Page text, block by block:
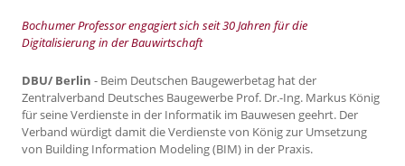
Bochumer Professor engagiert sich seit 30 Jahren für die
Digitalisierung in der Bauwirtschaft
DBU/ Berlin - Beim Deutschen Baugewerbetag hat der
Zentralverband Deutsches Baugewerbe Prof. Dr.-Ing. Markus König
für seine Verdienste in der Informatik im Bauwesen geehrt. Der
Verband würdigt damit die Verdienste von König zur Umsetzung
von Building Information Modeling (BIM) in der Praxis.